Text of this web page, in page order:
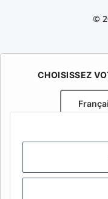
©
CHOISISSEZ
specialist in